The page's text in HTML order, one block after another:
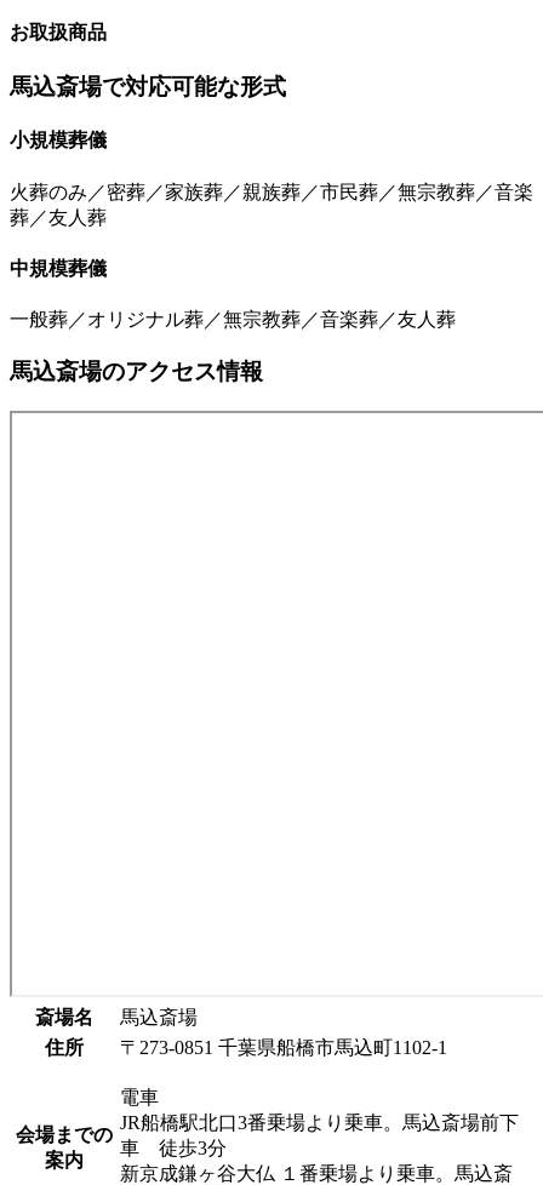
お取扱商品
馬込斎場で対応可能な形式
小規模葬儀
火葬のみ／密葬／家族葬／親族葬／市民葬／無宗教葬／音楽
葬／友人葬
中規模葬儀
一般葬／オリジナル葬／無宗教葬／音楽葬／友人葬
馬込斎場のアクセス情報
斎場名
馬込斎場
住所
〒273-0851 千葉県船橋市馬込町1102-1
会場までの
案内
電車
JR船橋駅北口3番乗場より乗車。馬込斎場前下
車 徒歩3分
新京成鎌ヶ谷大仏 １番乗場より乗車。馬込斎